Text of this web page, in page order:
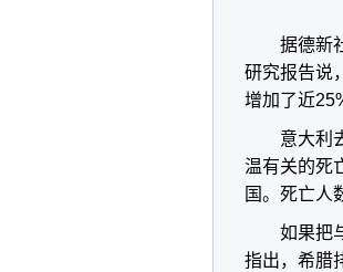
据德新
研究报告说
增加了近
意大利
温有关的死
国。死亡人
如果把
指出，希腊